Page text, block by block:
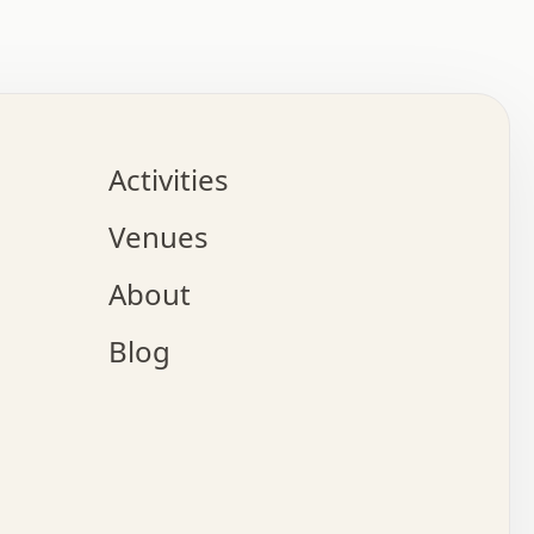
.   .   .   .   .   .   .   .   x   .   .   .   .
o   .   .   .   .   .   .   .   .   x   .   .   .
.   .   .   :   .   .   .   x   .   .   .   :   .
.   .   .   +   .   .   .   .   .   .   .   .   x
.   .   x   .   .   .   .   .   .   :   .   .   .
.   .   .   .   .   +   .   .   .   .   x   .   .
.   .   .   .   x   .   .   o   .   .   .   .   .
.   .   .   .   .   .   .   .   .   .   .   .   .
x   .   .   .   .   .   +   .   .   x   .   .   .
.   .   .   .   +   o   .   .   .   .   .   x   .
.   .   .   .   .   .   .   .   .   .   :   .   .
.   x   .   .   .   .   .   .   .   :   .   .   .
.   x   :   x   .   .   .   .   .   .   .   .   +
Activities
Venues
About
Blog